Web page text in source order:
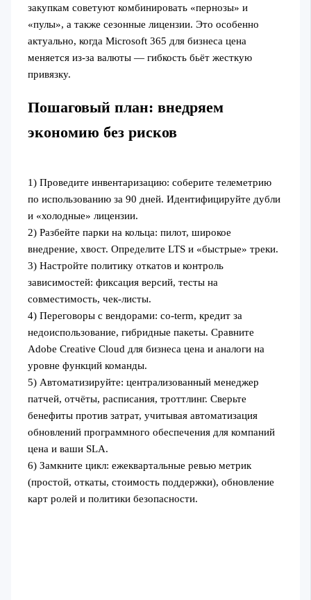
закупкам советуют комбинировать «пернозы» и
«пулы», а также сезонные лицензии. Это особенно
актуально, когда Microsoft 365 для бизнеса цена
меняется из-за валюты — гибкость бьёт жесткую
привязку.
Пошаговый план: внедряем
экономию без рисков
1) Проведите инвентаризацию: соберите телеметрию
по использованию за 90 дней. Идентифицируйте дубли
и «холодные» лицензии.
2) Разбейте парки на кольца: пилот, широкое
внедрение, хвост. Определите LTS и «быстрые» треки.
3) Настройте политику откатов и контроль
зависимостей: фиксация версий, тесты на
совместимость, чек-листы.
4) Переговоры с вендорами: co-term, кредит за
недоиспользование, гибридные пакеты. Сравните
Adobe Creative Cloud для бизнеса цена и аналоги на
уровне функций команды.
5) Автоматизируйте: централизованный менеджер
патчей, отчёты, расписания, троттлинг. Сверьте
бенефиты против затрат, учитывая автоматизация
обновлений программного обеспечения для компаний
цена и ваши SLA.
6) Замкните цикл: ежеквартальные ревью метрик
(простой, откаты, стоимость поддержки), обновление
карт ролей и политики безопасности.